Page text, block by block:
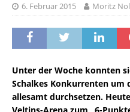
6. Februar 2015 Moritz
Unter der Woche konnten
Schalkes Konkurrenten um
allesamt durchsetzen.